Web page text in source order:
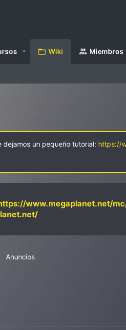
Wiki Miembros
dejamos un pequeño tutorial: https://
www.megaplanet.net/
Anuncios